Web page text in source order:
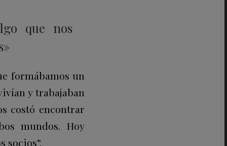
que nos
formábamos un
y trabajaban
costó encontrar
mundos. Hoy
socios”.